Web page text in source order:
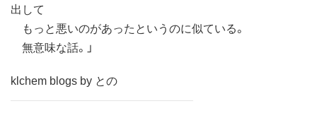
出して
もっと悪いのがあったというのに似ている。
無意味な話。」
klchem blogs by との